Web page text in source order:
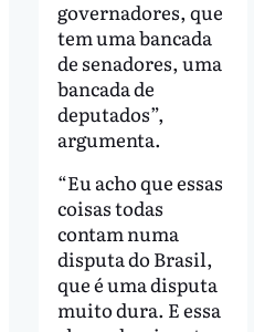
governadores, que
tem uma bancada
de senadores, uma
bancada de
deputados”,
argumenta.
“Eu acho que essas
coisas todas
contam numa
disputa do Brasil,
que é uma disputa
muito dura. E essa